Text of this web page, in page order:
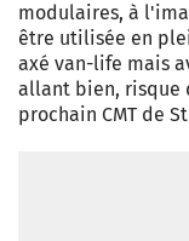
modulaires, à
être utilisée en
axé van-life mais
allant bien, risque
prochain CMT de